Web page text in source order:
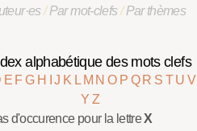
/Par mot-clefs/Par thèmes
alphabétique des mots clefs
E FG H IJ K L M NO P Q R S TUV
Y Z
d'occurence pour la lettreX